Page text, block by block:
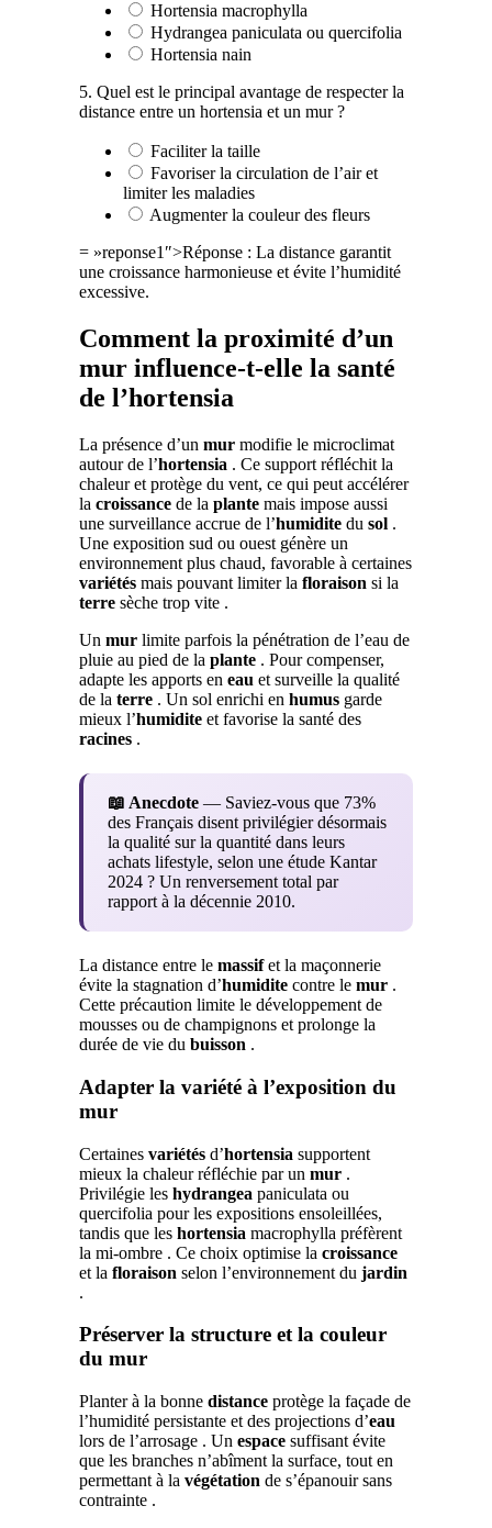
Hortensia macrophylla
Hydrangea paniculata ou quercifolia
Hortensia nain
5. Quel est le principal avantage de respecter la
distance entre un hortensia et un mur ?
Faciliter la taille
Favoriser la circulation de l’air et
limiter les maladies
Augmenter la couleur des fleurs
= »reponse1″>Réponse : La distance garantit
une croissance harmonieuse et évite l’humidité
excessive.
Comment la proximité d’un
mur influence-t-elle la santé
de l’hortensia
La présence d’un mur modifie le microclimat
autour de l’hortensia . Ce support réfléchit la
chaleur et protège du vent, ce qui peut accélérer
la croissance de la plante mais impose aussi
une surveillance accrue de l’humidite du sol .
Une exposition sud ou ouest génère un
environnement plus chaud, favorable à certaines
variétés mais pouvant limiter la floraison si la
terre sèche trop vite .
Un mur limite parfois la pénétration de l’eau de
pluie au pied de la plante . Pour compenser,
adapte les apports en eau et surveille la qualité
de la terre . Un sol enrichi en humus garde
mieux l’humidite et favorise la santé des
racines .
📖 Anecdote — Saviez-vous que 73%
des Français disent privilégier désormais
la qualité sur la quantité dans leurs
achats lifestyle, selon une étude Kantar
2024 ? Un renversement total par
rapport à la décennie 2010.
La distance entre le massifet la maçonnerie
évite la stagnation d’humidite contre le mur .
Cette précaution limite le développement de
mousses ou de champignons et prolonge la
durée de vie du buisson .
Adapter la variété à l’exposition du
mur
Certaines variétés d’hortensia supportent
mieux la chaleur réfléchie par un mur .
Privilégie les hydrangea paniculata ou
quercifolia pour les expositions ensoleillées,
tandis que les hortensia macrophylla préfèrent
la mi-ombre . Ce choix optimise la croissance
et la floraison selon l’environnement du jardin
.
Préserver la structure et la couleur
du mur
Planter à la bonne distance protège la façade de
l’humidité persistante et des projections d’eau
lors de l’arrosage . Un espace suffisant évite
que les branches n’abîment la surface, tout en
permettant à la végétation de s’épanouir sans
contrainte .